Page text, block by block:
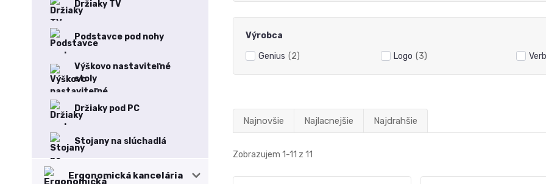
Držiaky TV
Podstavce pod nohy
Výškovo nastaviteľné
stoly
Držiaky pod PC
Stojany na slúchadlá
Ergonomická kancelária
Výrobca
Genius (2) Logo (3)
Najnovšie Najlacnejšie Najdrahšie
Zobrazujem 1-11 z 11